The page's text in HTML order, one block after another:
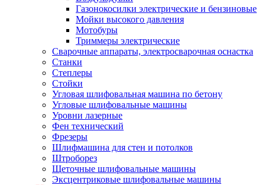
Газонокосилки электрические и бензиновые
Мойки высокого давления
Мотобуры
Триммеры электрические
Сварочные аппараты, электросварочная оснастка
Станки
Степлеры
Стойки
Угловая шлифовальная машина по бетону
Угловые шлифовальные машины
Уровни лазерные
Фен технический
Фрезеры
Шлифмашина для стен и потолков
Штроборез
Щеточные шлифовальные машины
Эксцентриковые шлифовальные машины